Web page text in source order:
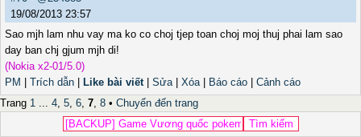
19/08/2013 23:57
Sao mjh lam nhu vay ma ko co choj tjep toan choj moj thuj phai lam sao
day ban chj gjum mjh di!
(Nokia x2-01/5.0)
PM
Trích dẫn Like bài viết| Sửa| Xóa| Báo cáo
Cảnh cáo
Trang 1 ... 4, 5, 6, 7, 8 • Chuyển đến trang